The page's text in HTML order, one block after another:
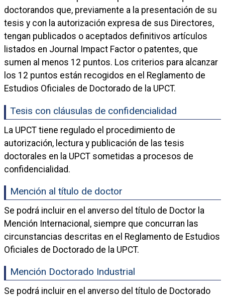
doctorandos que, previamente a la presentación de su
tesis y con la autorización expresa de sus Directores,
tengan publicados o aceptados definitivos artículos
listados en Journal Impact Factor o patentes, que
sumen al menos 12 puntos. Los criterios para alcanzar
los 12 puntos están recogidos en el Reglamento de
Estudios Oficiales de Doctorado de la UPCT.
Tesis con cláusulas de confidencialidad
La UPCT tiene regulado el procedimiento de
autorización, lectura y publicación de las tesis
doctorales en la UPCT sometidas a procesos de
confidencialidad.
Mención al título de doctor
Se podrá incluir en el anverso del título de Doctor la
Mención Internacional, siempre que concurran las
circunstancias descritas en el Reglamento de Estudios
Oficiales de Doctorado de la UPCT.
Mención Doctorado Industrial
Se podrá incluir en el anverso del título de Doctorado